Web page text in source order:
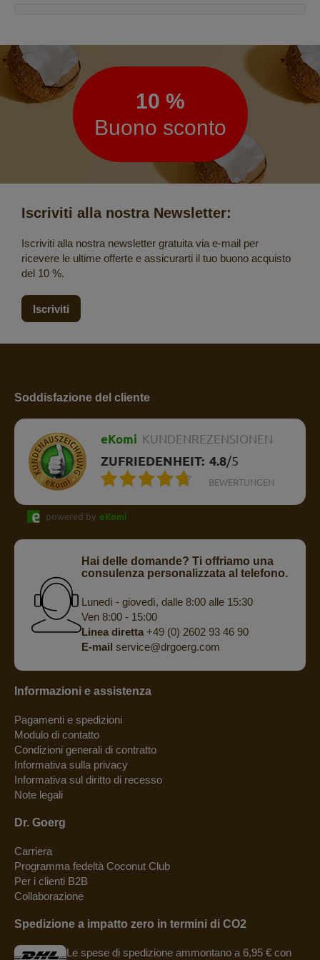
Newsletter
10 %
Buono sconto
Iscriviti alla nostra Newsletter:
Iscriviti alla nostra newsletter gratuita via e-mail per
ricevere le ultime offerte e assicurarti il tuo buono acquisto
del 10 %.
Iscriviti
Soddisfazione del cliente
eKomi KUNDENREZENSIONEN
ZUFRIEDENHEIT: 4.8/5
BEWERTUNGEN
powered by eKomi
Hai delle domande? Ti offriamo una
consulenza personalizzata al telefono.
Lunedì - giovedì, dalle 8:00 alle 15:30
Ven 8:00 - 15:00
Linea diretta+49 (0) 2602 93 46 90
E-mail service@drgoerg.com
Informazioni e assistenza
Pagamenti e spedizioni
Modulo di contatto
Condizioni generali di contratto
Informativa sulla privacy
Informativa sul diritto di recesso
Note legali
Dr. Goerg
Carriera
Programma fedeltà Coconut Club
Per i clienti B2B
Collaborazione
Spedizione a impatto zero in termini di CO2
Le spese di spedizione ammontano a 6,95 € con